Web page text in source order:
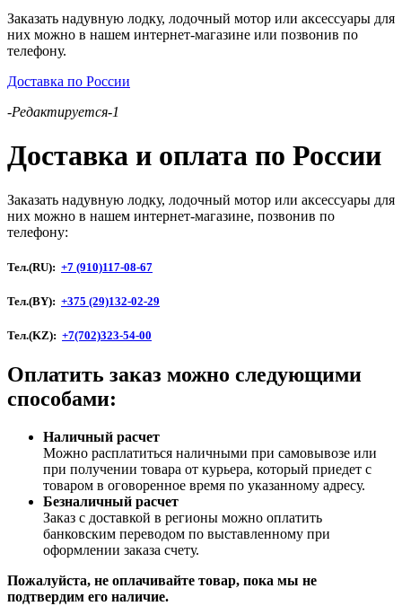
Заказать надувную лодку, лодочный мотор или аксессуары для
них можно в нашем интернет-магазине или позвонив по
телефону.
Доставка по России
-Редактируется-1
Доставка и оплата по России
Заказать надувную лодку, лодочный мотор или аксессуары для
них можно в нашем интернет-магазине, позвонив по
телефону:
Тел.(RU): +7 (910)117-08-67
Тел.(BY): +375 (29)132-02-29
Тел.(KZ): +7(702)323-54-00
Оплатить заказ можно следующими
способами:
Наличный расчет
Можно расплатиться наличными при самовывозе или
при получении товара от курьера, который приедет с
товаром в оговоренное время по указанному адресу.
Безналичный расчет
Заказ c доставкой в регионы можно оплатить
банковским переводом по выставленному при
оформлении заказа счету.
Пожалуйста, не оплачивайте товар, пока мы не
подтвердим его наличие.